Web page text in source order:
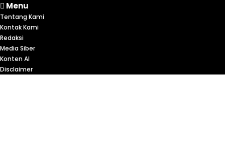
Menu
Tentang Kami
Kontak Kami
Redaksi
Media Siber
Konten AI
Disclaimer